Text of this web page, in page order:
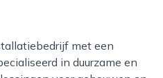
in duurzame en